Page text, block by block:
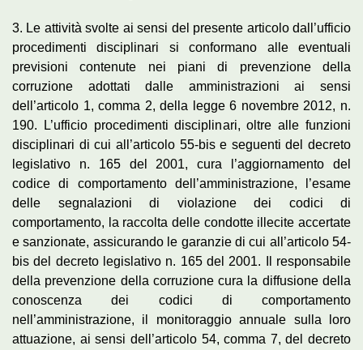
3. Le attività svolte ai sensi del presente articolo dall’ufficio
procedimenti disciplinari si conformano alle eventuali
previsioni contenute nei piani di prevenzione della
corruzione adottati dalle amministrazioni ai sensi
dell’articolo 1, comma 2, della legge 6 novembre 2012, n.
190. L’ufficio procedimenti disciplinari, oltre alle funzioni
disciplinari di cui all’articolo 55-bis e seguenti del decreto
legislativo n. 165 del 2001, cura l’aggiornamento del
codice di comportamento dell’amministrazione, l’esame
delle segnalazioni di violazione dei codici di
comportamento, la raccolta delle condotte illecite accertate
e sanzionate, assicurando le garanzie di cui all’articolo 54-
bis del decreto legislativo n. 165 del 2001. Il responsabile
della prevenzione della corruzione cura la diffusione della
conoscenza dei codici di comportamento
nell’amministrazione, il monitoraggio annuale sulla loro
attuazione, ai sensi dell’articolo 54, comma 7, del decreto